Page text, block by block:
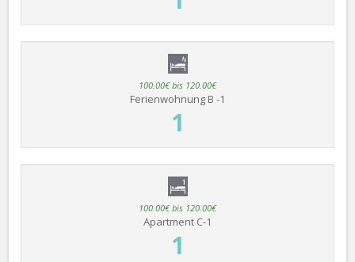
100.00€ bis 120.00€
Ferienwohnung B -1
1
100.00€ bis 120.00€
Apartment C-1
1